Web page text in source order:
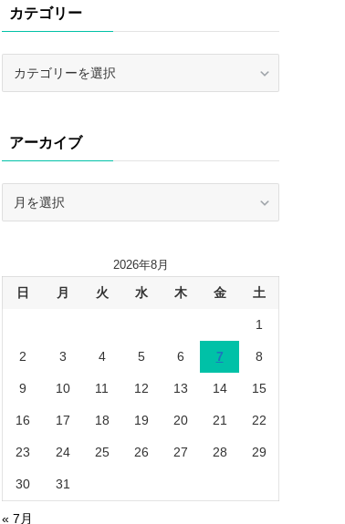
カテゴリー
ーアーカイブ
2026年8月
日 月 火 水 木 金 土
1
2 3 4 5 6 7 8
9 10 11 12 13 14 15
16 17 18 19 20 21 22
23 24 25 26 27 28 29
30 31
« 7月